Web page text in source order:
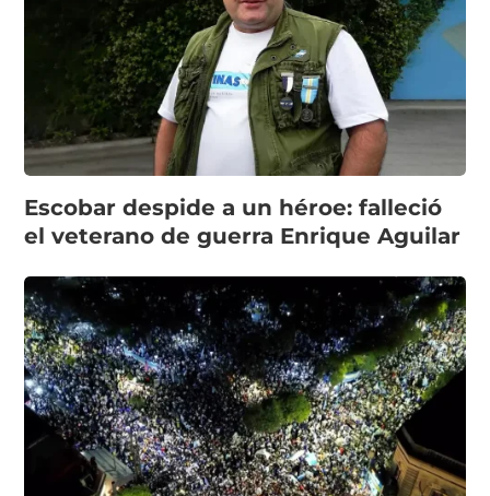
Escobar despide a un héroe: falleció
el veterano de guerra Enrique Aguilar